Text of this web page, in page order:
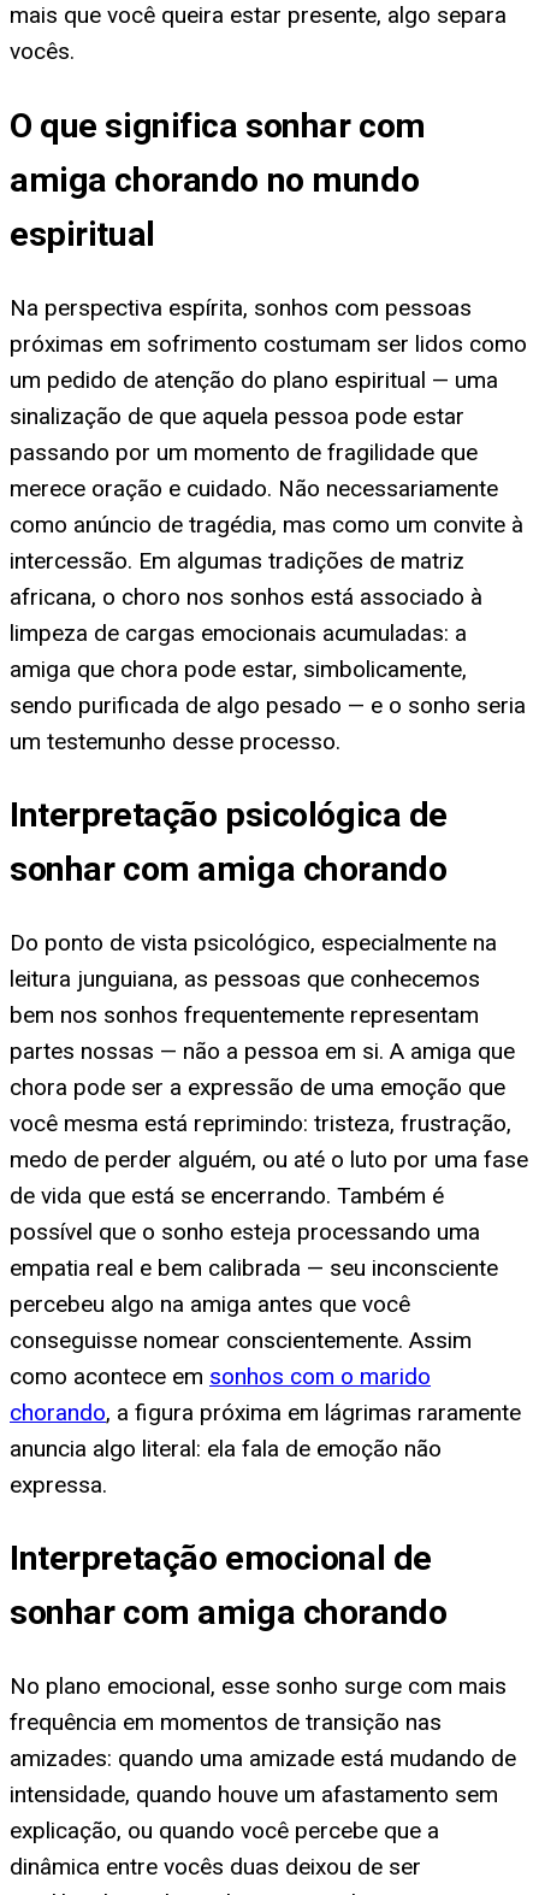
mais que você queira estar presente, algo separa
vocês.
O que significa sonhar com
amiga chorando no mundo
espiritual
Na perspectiva espírita, sonhos com pessoas
próximas em sofrimento costumam ser lidos como
um pedido de atenção do plano espiritual — uma
sinalização de que aquela pessoa pode estar
passando por um momento de fragilidade que
merece oração e cuidado. Não necessariamente
como anúncio de tragédia, mas como um convite à
intercessão. Em algumas tradições de matriz
africana, o choro nos sonhos está associado à
limpeza de cargas emocionais acumuladas: a
amiga que chora pode estar, simbolicamente,
sendo purificada de algo pesado — e o sonho seria
um testemunho desse processo.
Interpretação psicológica de
sonhar com amiga chorando
Do ponto de vista psicológico, especialmente na
leitura junguiana, as pessoas que conhecemos
bem nos sonhos frequentemente representam
partes nossas — não a pessoa em si. A amiga que
chora pode ser a expressão de uma emoção que
você mesma está reprimindo: tristeza, frustração,
medo de perder alguém, ou até o luto por uma fase
de vida que está se encerrando. Também é
possível que o sonho esteja processando uma
empatia real e bem calibrada — seu inconsciente
percebeu algo na amiga antes que você
conseguisse nomear conscientemente. Assim
como acontece em sonhos com o marido
chorando, a figura próxima em lágrimas raramente
anuncia algo literal: ela fala de emoção não
expressa.
Interpretação emocional de
sonhar com amiga chorando
No plano emocional, esse sonho surge com mais
frequência em momentos de transição nas
amizades: quando uma amizade está mudando de
intensidade, quando houve um afastamento sem
explicação, ou quando você percebe que a
dinâmica entre vocês duas deixou de ser